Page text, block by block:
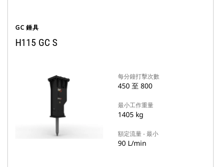
GC 錘具
H115 GC S
每分鐘打擊次數
450 至 800
最小工作重量
1405 kg
額定流量 - 最小
90 L/min